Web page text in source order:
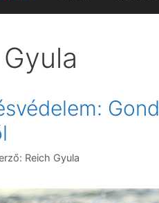
Reich Gyula